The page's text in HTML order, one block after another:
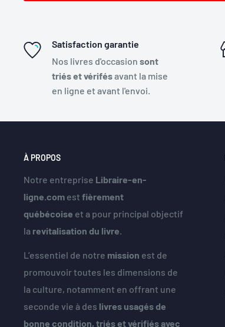
Satisfaction garantie
Nos livres d'occasion sont
triés et vérifésavant la mise
en ligne et avant l'envoi.
À PROPOS
Notre entreprise Libraire-en-
ligne.com est fièrement
québécoise et a pour principal objectif
la revitalisation du livre.
L’essentiel de notre mission est de
promouvoir toutes les dimensions de
la culture, notamment en offrant une
seconde vie à des livres usagés de
bonne condition, triés et vérifiés avec